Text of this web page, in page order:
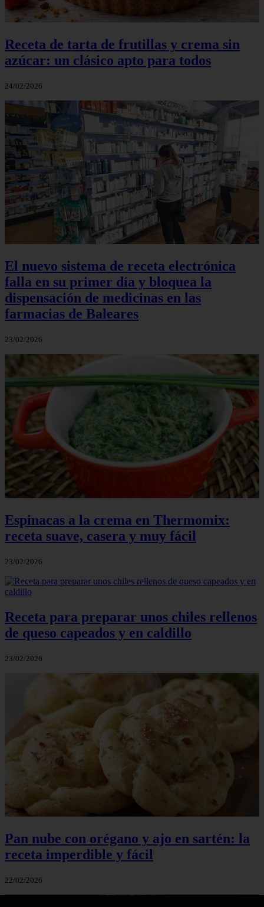
Receta de tarta de frutillas y crema sin
azúcar: un clásico apto para todos
24/02/2026
El nuevo sistema de receta electrónica
falla en su primer día y bloquea la
dispensación de medicinas en las
farmacias de Baleares
23/02/2026
Espinacas a la crema en Thermomix:
receta suave, casera y muy fácil
23/02/2026
Receta para preparar unos chiles rellenos
de queso capeados y en caldillo
23/02/2026
Pan nube con orégano y ajo en sartén: la
receta imperdible y fácil
22/02/2026